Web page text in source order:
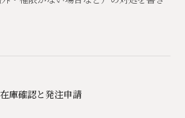
庫確認と発注申請